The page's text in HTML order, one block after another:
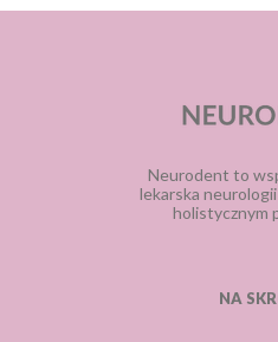
NA
Neurodent to
lekarska
holistycznym